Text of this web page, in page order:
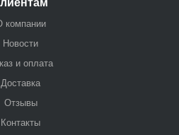
компании
Новости
и оплата
Доставка
Отзывы
Контакты